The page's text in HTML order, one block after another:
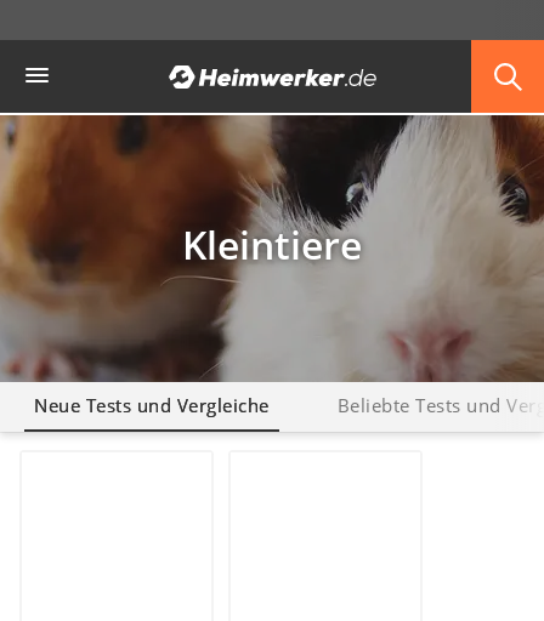
Haustiere
Hunderucksack
Hufschuhe
Hundefutter
Kleintiere
Neue Tests und Vergleiche Beliebte Tests und